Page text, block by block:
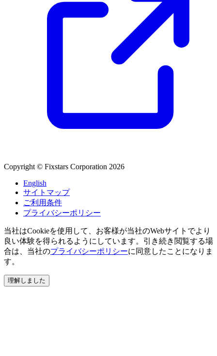
Copyright © Fixstars Corporation 2026
English
サイトマップ
ご利用条件
プライバシーポリシー
当社はCookieを使用して、お客様が当社のWebサイトでより
良い体験を得られるようにしています。引き続き閲覧する場
合は、当社のプライバシーポリシーに同意したことになりま
す。
理解しました